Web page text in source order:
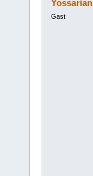
Yossarian
Gast